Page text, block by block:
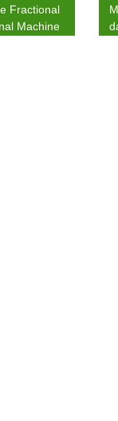
Fractional
Machine